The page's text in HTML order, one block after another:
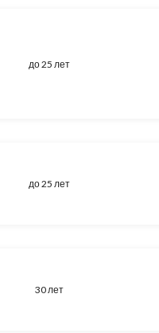
до 25 лет
до 25 лет
30 лет